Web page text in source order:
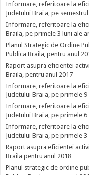
Informare, referitoare la
Judetului Braila, pe
Informare, referitoare la
Braila, pe primele 3 luni ale
Planul Strategic de Ordine
Publica Braila, pentru anul
Raport asupra eficientei
Braila, pentru anul 2017
Informare, referitoare la
Judetului Braila, pe primele 9
Informare, referitoare la
Judetului Braila, pe primele 6
Informare, referitoare la
Judetului Braila, pe primele 3
Raport asupra eficientei
Braila pentru anul 2018
Planul strategic de ordine